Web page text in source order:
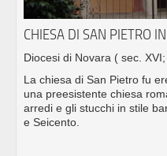
CHIESA DI SAN PIETRO
Diocesi di Novara ( sec.
La chiesa di San Pietro fu
una preesistente chiesa
arredi e gli stucchi in stile
e Seicento.